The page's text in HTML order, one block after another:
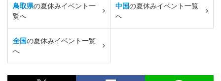
鳥取県の夏休みイベント一
覧へ
中国の夏休みイベント一覧
へ
全国の夏休みイベント一覧
へ